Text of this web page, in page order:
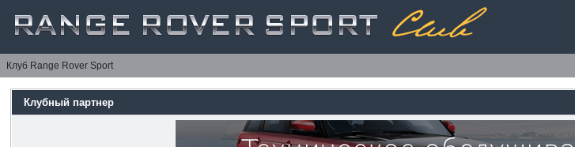
Клуб Range Rover Sport
Клубный партнер